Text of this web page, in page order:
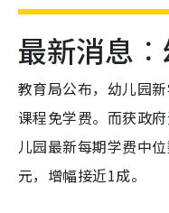
最新消息
教育局公布，幼儿园
课程免学费。而获政
儿园最新每期学费中
元，增幅接近1成。